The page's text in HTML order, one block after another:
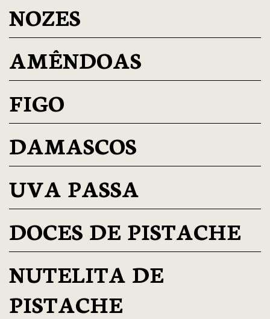
NOZES
AMÊNDOAS
FIGO
DAMASCOS
UVA PASSA
DOCES DE PISTACHE
NUTELITA DE
PISTACHE